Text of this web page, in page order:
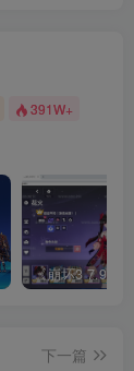
391W+
下一篇